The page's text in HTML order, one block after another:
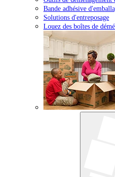
Bande adhésive
Solutions d'entreposage
Louez des boîtes de